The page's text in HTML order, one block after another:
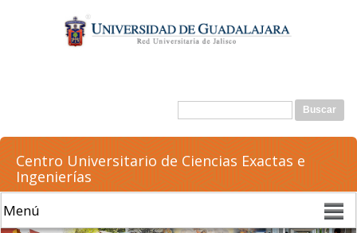
contenido
principal
Formulario de búsqueda
Buscar
Centro Universitario de Ciencias Exactas e
Ingenierías